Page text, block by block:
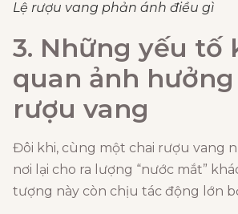
Lệ rượu vang phản ánh điều gì
3. Những yếu tố
quan ảnh
rượu vang
Đôi khi, cùng một chai rượu vang
nơi lại cho ra lượng “nước mắt”
tượng này còn chịu tác động lớn